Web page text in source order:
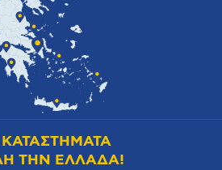
ΚΑΤΑΣΤΗΜΑΤΑ
ΤΗΝ ΕΛΛΑΔΑ!